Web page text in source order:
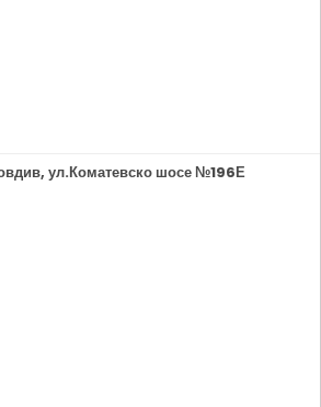
ул.Коматевско шосе №196Е